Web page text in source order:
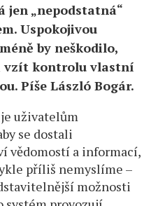
jen „nepodstatná“
Uspokojivou
by neškodilo,
vzít kontrolu vlastní
Píše László Bogár.
uživatelům
se dostali
vědomostí a informací,
příliš nemyslíme –
možnosti